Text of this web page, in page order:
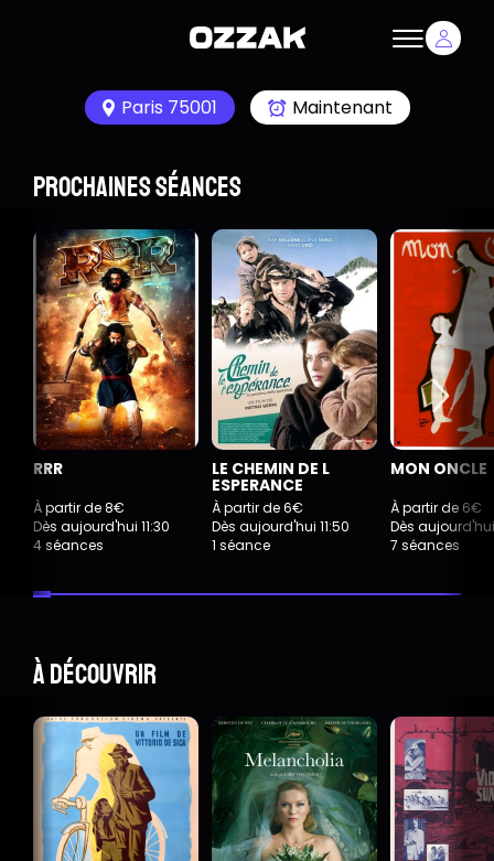
Paris 75001 Maintenant
Prochaines séances
RRR
À partir de 8€
Dès aujourd'hui 11:30
4 séances
LE CHEMIN DE L
ESPERANCE
À partir de 6€
Dès aujourd'hui 11:50
1 séance
MON ONCLE
À partir de 6€
Dès
7 séances
À découvrir